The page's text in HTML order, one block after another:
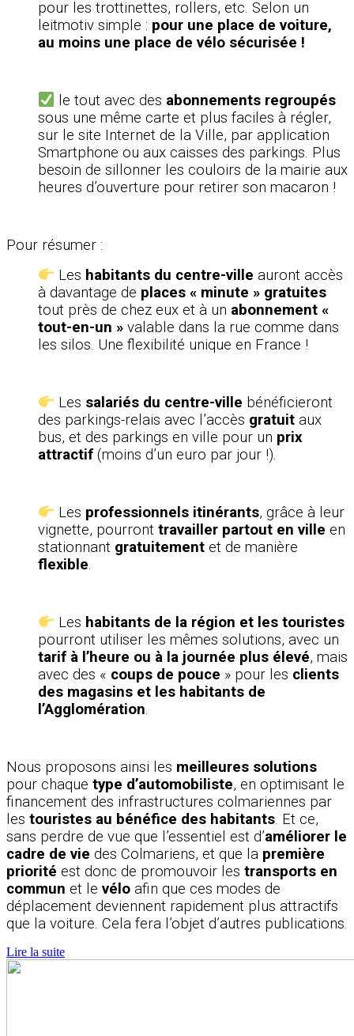
pour les trottinettes, rollers, etc. Selon un
leitmotiv simple : pour une place de voiture,
au moins une place de vélo sécurisée !
le tout avec des abonnements regroupés
sous une même carte et plus faciles à régler,
sur le site Internet de la Ville, par application
Smartphone ou aux caisses des parkings. Plus
besoin de sillonner les couloirs de la mairie aux
heures d’ouverture pour retirer son macaron !
Pour résumer :
Les habitants du centre-ville auront accès
à davantage de places « minute » gratuites
tout près de chez eux et à un abonnement «
tout-en-un » valable dans la rue comme dans
les silos. Une flexibilité unique en France !
Les salariés du centre-ville bénéficieront
des parkings-relais avec l’accès gratuit aux
bus, et des parkings en ville pour un prix
attractif (moins d’un euro par jour !).
Les professionnels itinérants, grâce à leur
vignette, pourront travailler partout en ville en
stationnant gratuitement et de manière
flexible.
Les habitants de la région et les touristes
pourront utiliser les mêmes solutions, avec un
tarif à l’heure ou à la journée plus élevé, mais
avec des « coups de pouce » pour les clients
des magasins et les habitants de
l’Agglomération.
Nous proposons ainsi les meilleures solutions
pour chaque type d’automobiliste, en optimisant le
financement des infrastructures colmariennes par
les touristes au bénéfice des habitants. Et ce,
sans perdre de vue que l’essentiel est d’améliorer le
cadre de vie des Colmariens, et que la première
priorité est donc de promouvoir les transports en
commun et le vélo afin que ces modes de
déplacement deviennent rapidement plus attractifs
que la voiture. Cela fera l’objet d’autres publications.
Lire la suite